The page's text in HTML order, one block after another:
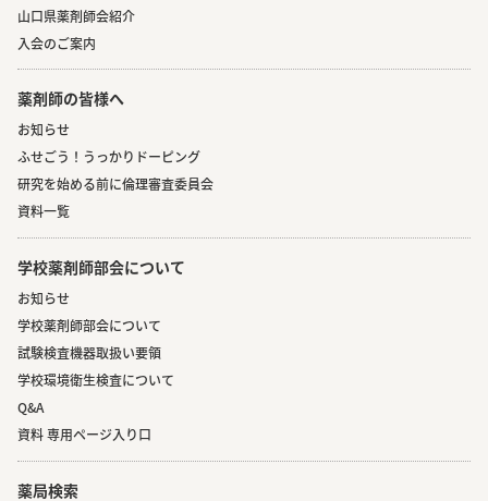
山口県薬剤師会紹介
入会のご案内
薬剤師の皆様へ
お知らせ
ふせごう！うっかりドーピング
研究を始める前に倫理審査委員会
資料一覧
学校薬剤師部会について
お知らせ
学校薬剤師部会について
試験検査機器取扱い要領
学校環境衛生検査について
Q&A
資料 専用ページ入り口
薬局検索